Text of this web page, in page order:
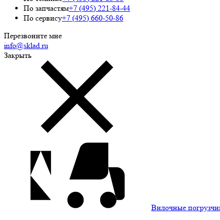
По запчастям+7 (495) 221-84-44
По сервису+7 (495) 660-50-86
Перезвоните мне
info@sklad.ru
Закрыть
Вилочные